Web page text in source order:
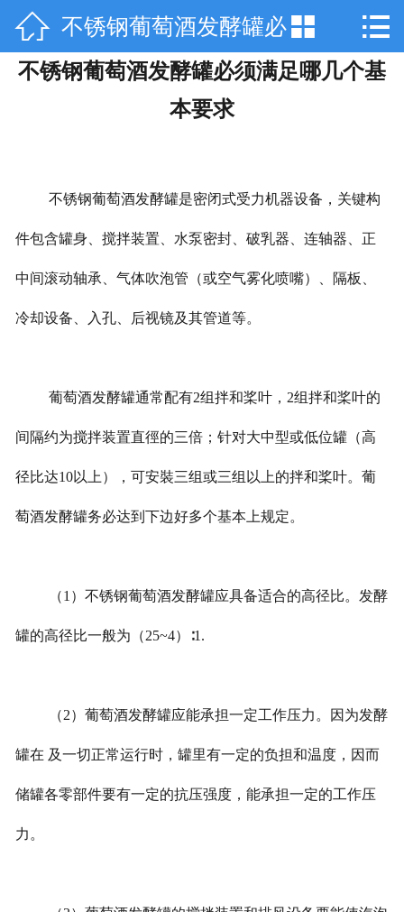
 网站首页
关于天工
工程案例
联系我们
 不锈钢葡萄酒发酵罐必
须满足哪几个基本要求
 
不锈钢葡萄酒发酵罐必须满足哪几个基
本要求
不锈钢葡萄酒发酵罐是密闭式受力机器设备，关键构
件包含罐身、搅拌装置、水泵密封、破乳器、连轴器、正
中间滚动轴承、气体吹泡管（或空气雾化喷嘴）、隔板、
冷却设备、入孔、后视镜及其管道等。
葡萄酒发酵罐通常配有2组拌和桨叶，2组拌和桨叶的
间隔约为搅拌装置直徑的三倍；针对大中型或低位罐（高
径比达10以上），可安裝三组或三组以上的拌和桨叶。葡
萄酒发酵罐务必达到下边好多个基本上规定。
（1）不锈钢葡萄酒发酵罐应具备适合的高径比。发酵
罐的高径比一般为（25~4）∶1.
（2）葡萄酒发酵罐应能承担一定工作压力。因为发酵
罐在 及一切正常运行时，罐里有一定的负担和温度，因而
储罐各零部件要有一定的抗压强度，能承担一定的工作压
力。